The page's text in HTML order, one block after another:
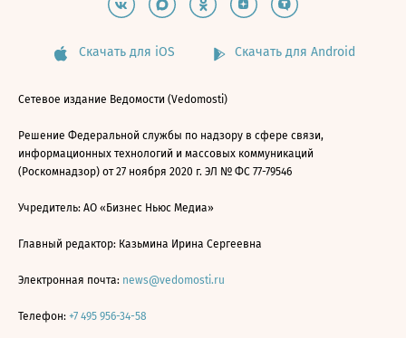
Скачать для iOS Скачать для Android
Сетевое издание Ведомости (Vedomosti)
Решение Федеральной службы по надзору в сфере связи,
информационных технологий и массовых коммуникаций
(Роскомнадзор) от 27 ноября 2020 г. ЭЛ № ФС 77-79546
Учредитель: АО «Бизнес Ньюс Медиа»
Главный редактор: Казьмина Ирина Сергеевна
Электронная почта: news@vedomosti.ru
Телефон: +7 495 956-34-58